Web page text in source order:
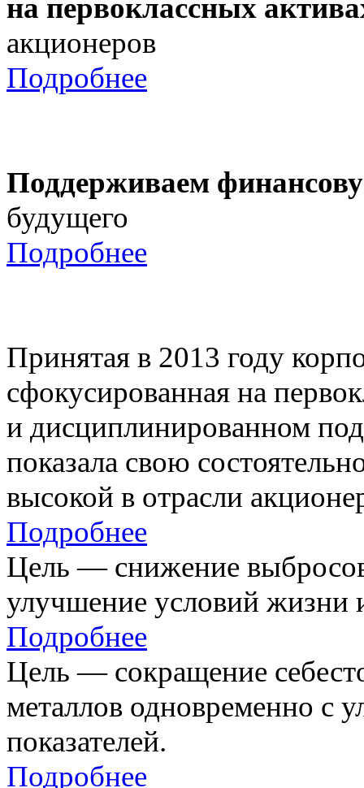
на первоклассных
акционеров
Подробнее
Поддерживаем
будущего
Подробнее
Принятая в 2013 году
сфокусированная на
и дисциплинированном
показала свою
высокой в отрасли
Подробнее
Цель — снижение
улучшение условий жизни
Подробнее
Цель — сокращение
металлов одновременно с
показателей.
Подробнее